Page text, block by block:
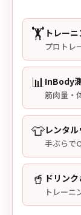
🏋️ トレー
プロトレ
📊 InBody
筋肉量・
👕レンタ
手ぶらで
🥤 ドリン
トレーニ